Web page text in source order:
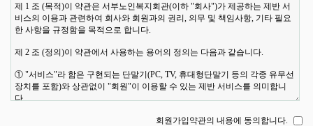
회원가입약관의 내용에 동의합니다.